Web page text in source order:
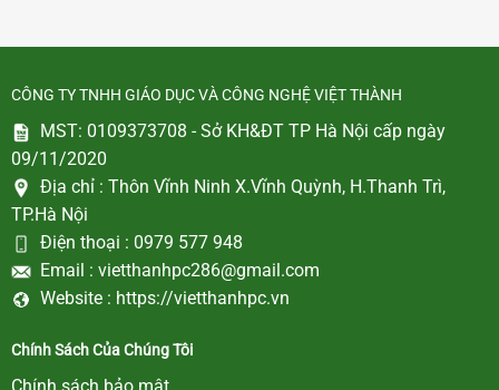
CÔNG TY TNHH GIÁO DỤC VÀ CÔNG NGHỆ VIỆT THÀNH
MST: 0109373708 - Sở KH&ĐT TP Hà Nội cấp ngày
09/11/2020
Địa chỉ : Thôn Vĩnh Ninh X.Vĩnh Quỳnh, H.Thanh Trì,
TP.Hà Nội
Điện thoại : 0979 577 948
Email : vietthanhpc286@gmail.com
Website : https://vietthanhpc.vn
Chính Sách Của Chúng Tôi